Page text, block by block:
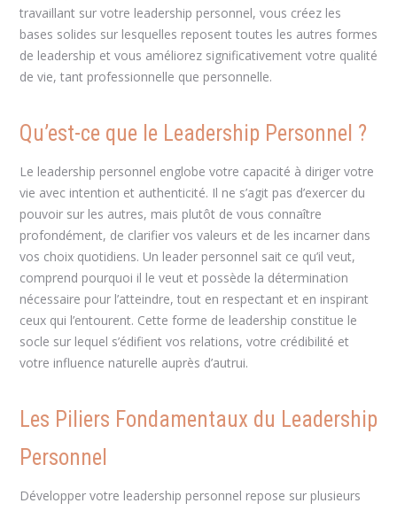
travaillant sur votre leadership personnel, vous créez les
bases solides sur lesquelles reposent toutes les autres formes
de leadership et vous améliorez significativement votre qualité
de vie, tant professionnelle que personnelle.
Qu’est-ce que le Leadership Personnel ?
Le leadership personnel englobe votre capacité à diriger votre
vie avec intention et authenticité. Il ne s’agit pas d’exercer du
pouvoir sur les autres, mais plutôt de vous connaître
profondément, de clarifier vos valeurs et de les incarner dans
vos choix quotidiens. Un leader personnel sait ce qu’il veut,
comprend pourquoi il le veut et possède la détermination
nécessaire pour l’atteindre, tout en respectant et en inspirant
ceux qui l’entourent. Cette forme de leadership constitue le
socle sur lequel s’édifient vos relations, votre crédibilité et
votre influence naturelle auprès d’autrui.
Les Piliers Fondamentaux du Leadership
Personnel
Développer votre leadership personnel repose sur plusieurs